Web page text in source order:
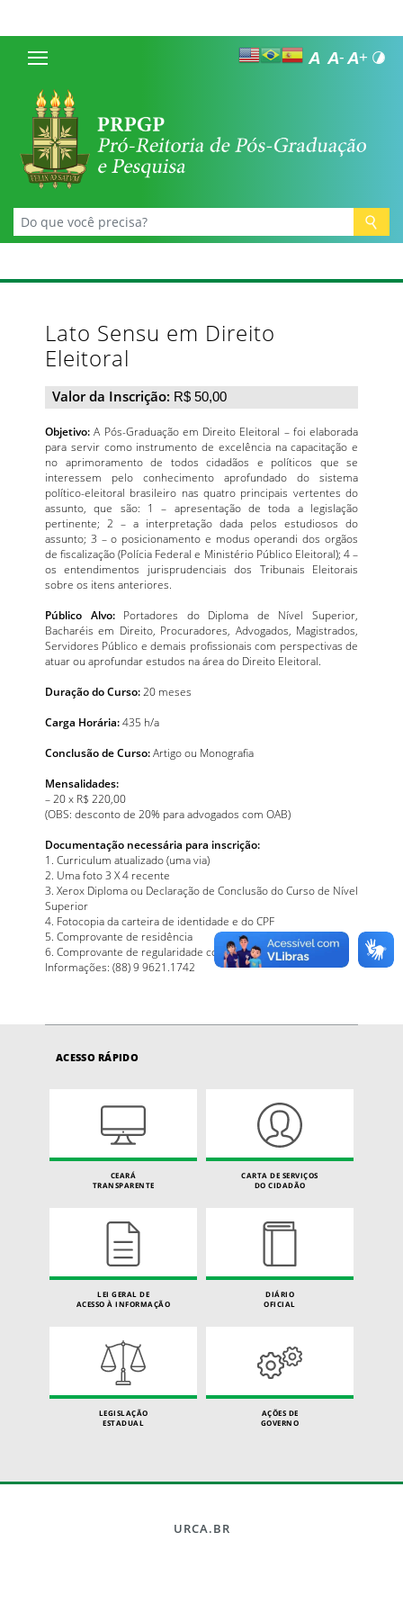
Lato Sensu em Direito
Eleitoral
Valor da Inscrição: R$ 50,00
Objetivo: A Pós-Graduação em Direito Eleitoral – foi elaborada
para servir como instrumento de excelência na capacitação e
no aprimoramento de todos cidadãos e políticos que se
interessem pelo conhecimento aprofundado do sistema
político-eleitoral brasileiro nas quatro principais vertentes do
assunto, que são: 1 – apresentação de toda a legislação
pertinente; 2 – a interpretação dada pelos estudiosos do
assunto; 3 – o posicionamento e modus operandi dos orgãos
de fiscalização (Polícia Federal e Ministério Público Eleitoral); 4 –
os entendimentos jurisprudenciais dos Tribunais Eleitorais
sobre os itens anteriores.
Público Alvo:Portadores do Diploma de Nível Superior,
Bacharéis em Direito, Procuradores, Advogados, Magistrados,
Servidores Público e demais profissionais com perspectivas de
atuar ou aprofundar estudos na área do Direito Eleitoral.
Duração do Curso:20 meses
Carga Horária:435 h/a
Conclusão de Curso:Artigo ou Monografia
Mensalidades:
– 20 x R$ 220,00
(OBS: desconto de 20% para advogados com OAB)
Documentação necessária para inscrição:
1. Curriculum atualizado (uma via)
2. Uma foto 3 X 4 recente
3. Xerox Diploma ou Declaração de Conclusão do Curso de Nível
Superior
4. Fotocopia da carteira de identidade e do CPF
5. Comprovante de residência
6. Comprovante de regularidade com a OAB p/ Conveniados
Informações: (88) 9 9621.1742
ACESSO RÁPIDO
CEARÁ
TRANSPARENTE
CARTA DE SERVIÇOS
DO CIDADÃO
LEI GERAL DE
ACESSO À INFORMAÇÃO
DIÁRIO
OFICIAL
LEGISLAÇÃO
ESTADUAL
AÇÕES DE
GOVERNO
URCA.BR